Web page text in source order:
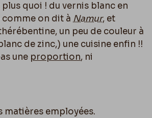
plus quoi ! du vernis blanc en
comme on dit à Namur, et
un peu de couleur à
de zinc,) une cuisine enfin !!
une proportion, ni
matières employées.